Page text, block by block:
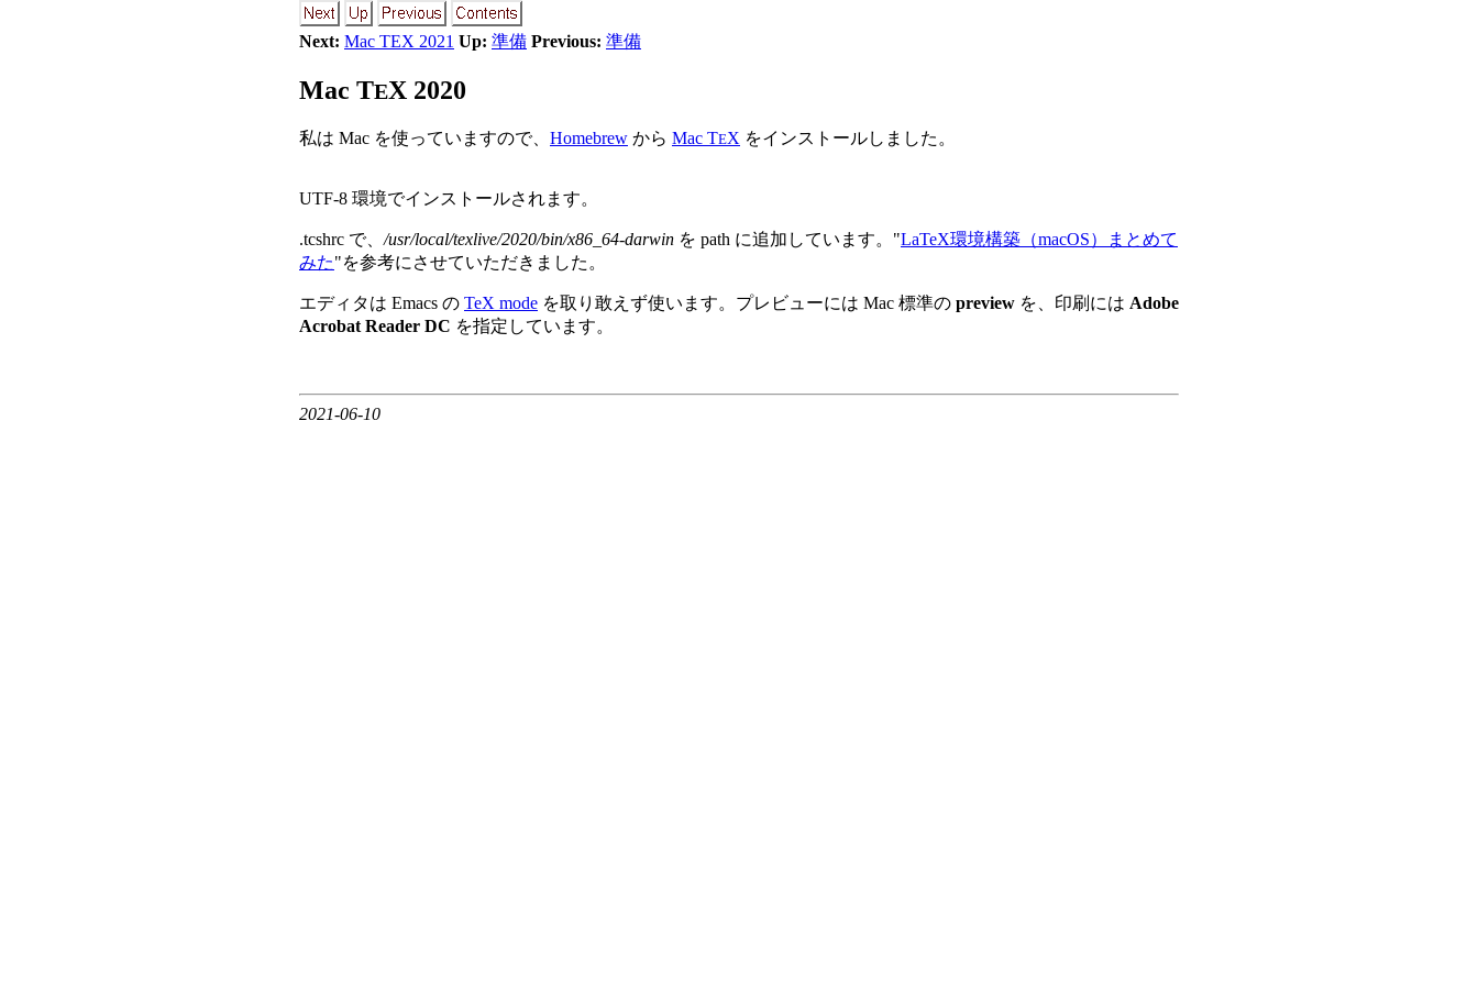
Next: Mac TEX 2021 Up: 準備 Previous: 準備
Mac TEX 2020
私は Mac を使っていますので、 Homebrew から Mac TEX をインストールしました。
UTF-8 環境でインストールされます。
.tcshrc で、 /usr/local/texlive/2020/bin/x86_64-darwin を path に追加しています。"LaTeX環境構築（macOS）まとめて
みた"を参考にさせていただきました。
エディタは Emacs の TeX mode を取り敢えず使います。プレビューには Mac 標準の preview を、印刷には Adobe
Acrobat Reader DC を指定しています。
2021-06-10